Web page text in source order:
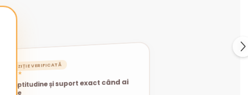
ACHIZIȚIE VERIFICATĂ
★★★★★
Promptitudine și suport exact când ai
nevoie